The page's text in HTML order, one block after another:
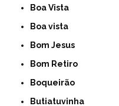
Boa Vista
Boa vista
Bom Jesus
Bom Retiro
Boqueirão
Butiatuvinha